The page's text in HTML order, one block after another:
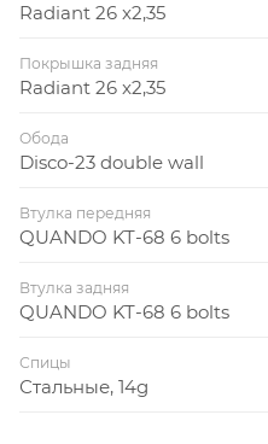
Radiant 26 x2,35
Покрышка задняя
Radiant 26 x2,35
Обода
Disco-23 double wall
Втулка передняя
QUANDO KT-68 6 bolts
Втулка задняя
QUANDO KT-68 6 bolts
Спицы
Стальные, 14g